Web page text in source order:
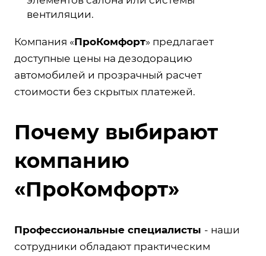
вентиляции.
Компания «ПроКомфорт» предлагает
доступные цены на дезодорацию
автомобилей и прозрачный расчет
стоимости без скрытых платежей.
Почему выбирают
компанию
«ПроКомфорт»
Профессиональные специалисты - наши
сотрудники обладают практическим